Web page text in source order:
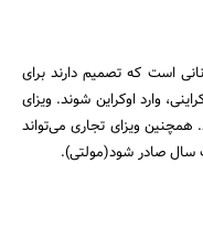
است که تصمیم دارند برای
وارد اوکراین شوند. ویزای
ویزای تجاری می‌تواند
سال صادر شود(مولتی).